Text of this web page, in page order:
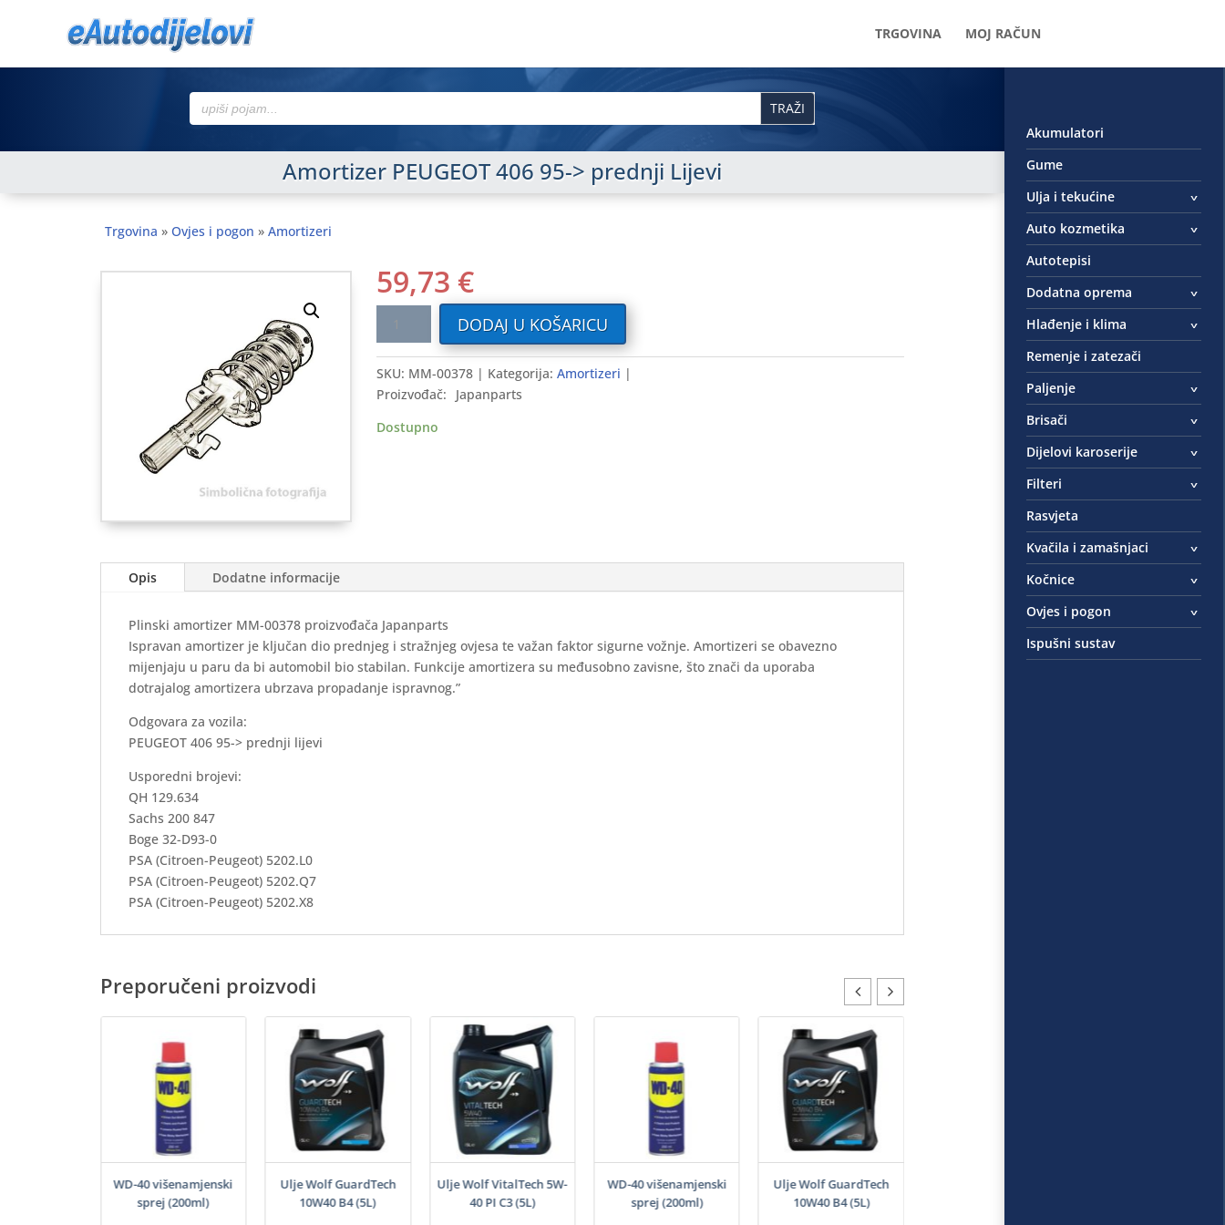
TRGOVINA MOJ RAČUN
Search
for:
Amortizer PEUGEOT 406 95-> prednji Lijevi
Trgovina »Ovjes i pogon »Amortizeri
59,73 €
406
95-
>
prednji
DODAJ U KOŠARICU
SKU: MM-00378 Kategorija: Amortizeri
Proizvođač:
Japanparts
Dostupno
Opis Dodatne informacije
Plinski amortizer MM-00378 proizvođača Japanparts
Ispravan amortizer je ključan dio prednjeg i stražnjeg ovjesa te važan faktor sigurne vožnje. Amortizeri se obavezno
mijenjaju u paru da bi automobil bio stabilan. Funkcije amortizera su međusobno zavisne, što znači da uporaba
dotrajalog amortizera ubrzava propadanje ispravnog.”
Odgovara za vozila:
PEUGEOT 406 95-> prednji lijevi
Usporedni brojevi:
QH 129.634
Sachs 200 847
Boge 32-D93-0
PSA (Citroen-Peugeot) 5202.L0
PSA (Citroen-Peugeot) 5202.Q7
PSA (Citroen-Peugeot) 5202.X8
Preporučeni proizvodi
WD-40 višenamjenski
sprej (200ml)
Ulje Wolf GuardTech
10W40 B4 (5L)
Ulje Wolf VitalTech 5W-
40 PI C3 (5L)
WD-40 višenamjenski
sprej (200ml)
Ulje Wolf GuardTech
10W40 B4 (5L)
Akumulatori
Gume
Ulja i tekućine
Auto kozmetika
Autotepisi
Dodatna oprema
Hlađenje i klima
Remenje i zatezači
Paljenje
Brisači
Dijelovi karoserije
Filteri
Rasvjeta
Kvačila i zamašnjaci
Kočnice
Ovjes i pogon
Ispušni sustav